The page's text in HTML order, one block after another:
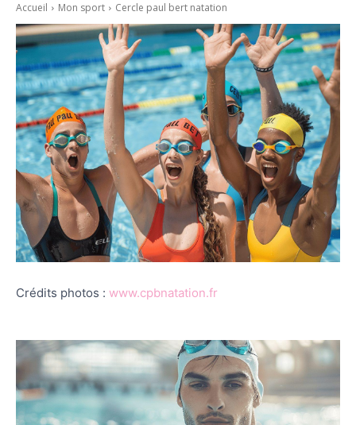
Accueil Mon sport Cercle paul bert natation
Crédits photos : www.cpbnatation.fr